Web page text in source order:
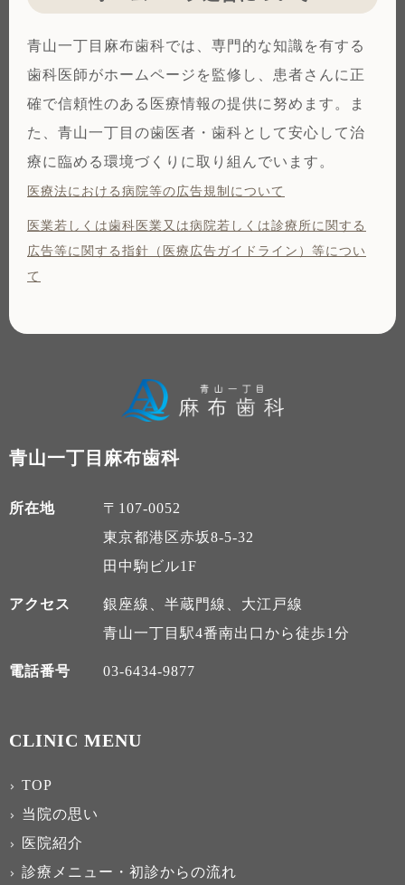
青山一丁目麻布歯科では、専門的な知識を有する
歯科医師がホームページを監修し、患者さんに正
確で信頼性のある医療情報の提供に努めます。ま
た、青山一丁目の歯医者・歯科として安心して治
療に臨める環境づくりに取り組んでいます。
医療法における病院等の広告規制について
医業若しくは⻭科医業⼜は病院若しくは診療所に関する
広告等に関する指針（医療広告ガイドライン）等につい
て
青山一丁目麻布歯科
所在地
〒107-0052
東京都港区赤坂8-5-32
田中駒ビル1F
アクセス
銀座線、半蔵門線、大江戸線
青山一丁目駅4番南出口から徒歩1分
電話番号 03-6434-9877
CLINIC MENU
TOP
当院の思い
医院紹介
診療メニュー・初診からの流れ